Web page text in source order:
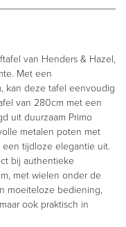
van Henders & Hazel,
Met een
kan deze tafel eenvoudig
van 280cm met een
uit duurzaam Primo
metalen poten met
tijdloze elegantie uit.
bij authentieke
met wielen onder de
moeiteloze bediening,
ook praktisch in